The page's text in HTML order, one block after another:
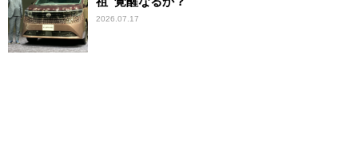
2026.07.17